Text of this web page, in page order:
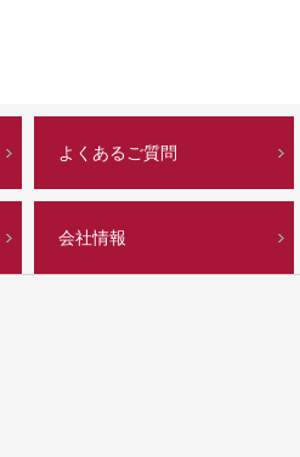
よくあるご質問
会社情報